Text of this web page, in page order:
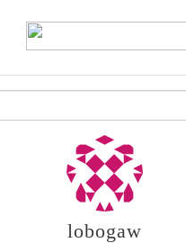
lobogaw